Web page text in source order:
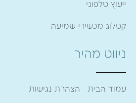
ייעוץ טלפוני
קטלוג מכשירי שמיעה
ניווט מהיר
עמוד הבית הצהרת נגישות